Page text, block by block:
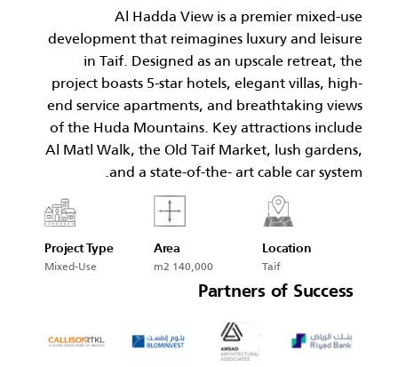
Al Hadda View is a premier mixed-use
development that reimagines luxury and leisure
in Taif. Designed as an upscale retreat, the
project boasts 5-star hotels, elegant villas, high-
end service apartments, and breathtaking views
of the Huda Mountains. Key attractions include
Al Matl Walk, the Old Taif Market, lush gardens,
and a state-of-the- art cable car system.
Location
Taif
Area
140,000 m2
Project Type
Mixed-Use
Partners of Success